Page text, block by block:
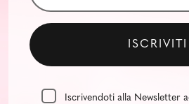
Iscrivendoti alla Newsletter